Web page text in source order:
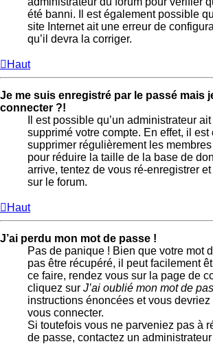
été banni. Il est également possible
site Internet ait une erreur de
qu’il devra la corriger.
Haut
Je me suis enregistré par le passé mais
connecter ?!
Il est possible qu’un administrateur
supprimé votre compte. En effet, il est
supprimer régulièrement les
pour réduire la taille de la base de
arrive, tentez de vous ré-enregistrer
sur le forum.
Haut
J’ai perdu mon mot de passe !
Pas de panique ! Bien que votre mot
pas être récupéré, il peut facilement
ce faire, rendez vous sur la page de
cliquez sur J’ai oublié mon mot de
instructions énoncées et vous
vous connecter.
Si toutefois vous ne parveniez pas à
de passe, contactez un